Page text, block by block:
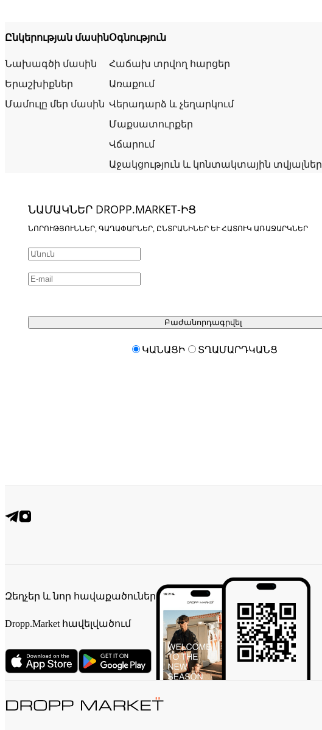
Ընկերության մասին
Նախագծի մասին
Երաշխիքներ
Մամուլը մեր մասին
Օգնություն
Հաճախ տրվող հարցեր
Առաքում
Վերադարձ և չեղարկում
Մաքսատուրքեր
Վճարում
Աջակցություն և կոնտակտային տվյալներ
ՆԱՄԱԿՆԵՐ DROPP.MARKET-ԻՑ
ՆՈՐՈՒԹՅՈՒՆՆԵՐ, ԳԱՂԱՓԱՐՆԵՐ, ԸՆՏՐԱՆԻՆԵՐ ԵՒ ՀԱՏՈՒԿ ԱՌԱՋԱՐԿՆԵՐ
Բաժանորդագրվել
ԿԱՆԱՑԻ ՏՂԱՄԱՐԴԿԱՆՑ
Զեղչեր և նոր հավաքածուներ
Dropp.Market հավելվածում